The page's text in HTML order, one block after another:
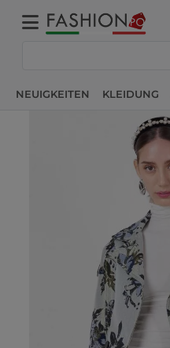
NEUIGKEITEN KLEIDUNG